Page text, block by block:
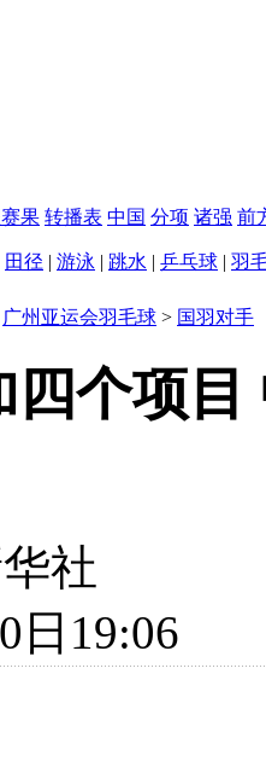
果 转播表 中国 分项 诸强 前
田径 | 游泳 | 跳水 | 乒乓球 | 羽
广州亚运会羽毛球 > 国羽对手
四个项
社
日19:06